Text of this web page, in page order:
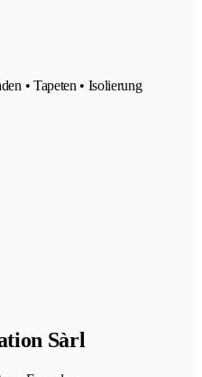
• Tapeten • Isolierung
Sàrl